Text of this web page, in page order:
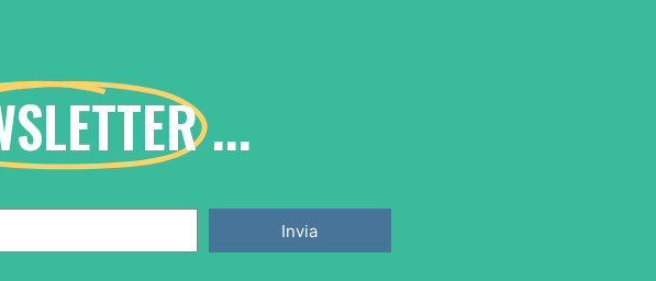
...
Invia